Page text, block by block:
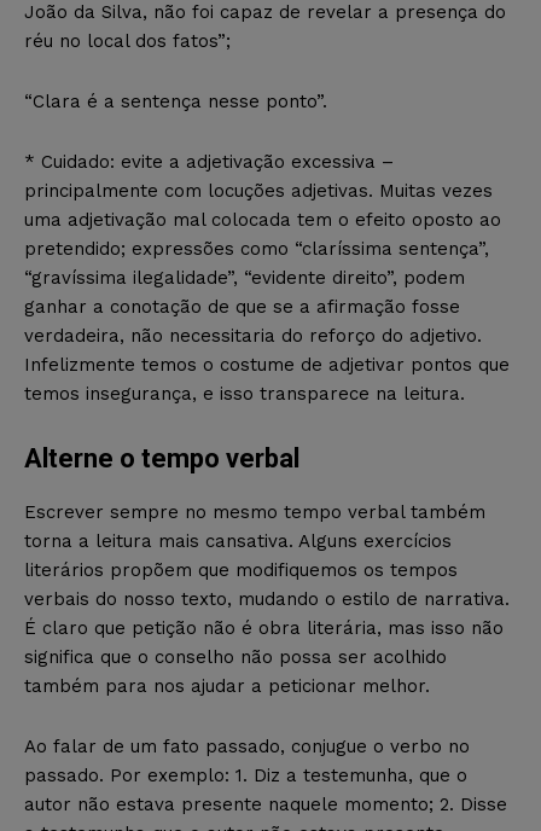
João da Silva, não foi capaz de revelar a presença do
réu no local dos fatos”;
“Clara é a sentença nesse ponto”.
* Cuidado: evite a adjetivação excessiva –
principalmente com locuções adjetivas. Muitas vezes
uma adjetivação mal colocada tem o efeito oposto ao
pretendido; expressões como “claríssima sentença”,
“gravíssima ilegalidade”, “evidente direito”, podem
ganhar a conotação de que se a afirmação fosse
verdadeira, não necessitaria do reforço do adjetivo.
Infelizmente temos o costume de adjetivar pontos que
temos insegurança, e isso transparece na leitura.
Alterne o tempo verbal
Escrever sempre no mesmo tempo verbal também
torna a leitura mais cansativa. Alguns exercícios
literários propõem que modifiquemos os tempos
verbais do nosso texto, mudando o estilo de narrativa.
É claro que petição não é obra literária, mas isso não
significa que o conselho não possa ser acolhido
também para nos ajudar a peticionar melhor.
Ao falar de um fato passado, conjugue o verbo no
passado. Por exemplo: 1. Diz a testemunha, que o
autor não estava presente naquele momento; 2. Disse